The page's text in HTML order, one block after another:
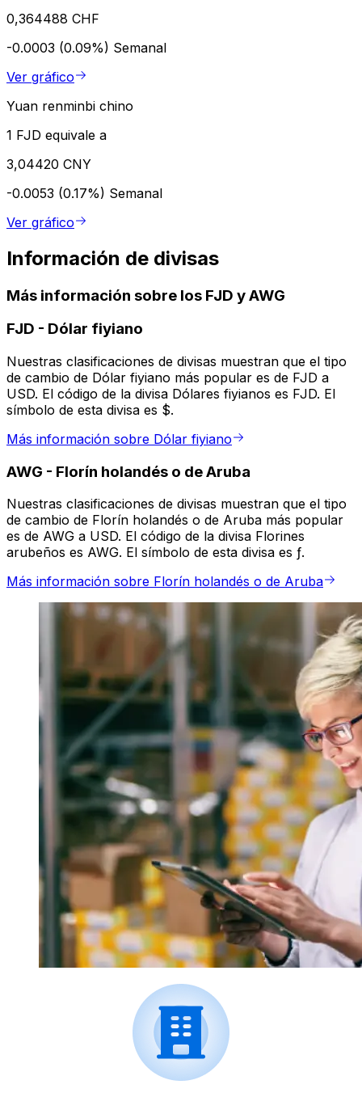
0,364488 CHF
-0.0003 (0.09%) Semanal
Ver gráfico
Yuan renminbi chino
1 FJD equivale a
3,04420 CNY
-0.0053 (0.17%) Semanal
Ver gráfico
Información de divisas
Más información sobre los FJD y AWG
FJD - Dólar fiyiano
Nuestras clasificaciones de divisas muestran que el tipo
de cambio de Dólar fiyiano más popular es de FJD a
USD. El código de la divisa Dólares fiyianos es FJD. El
símbolo de esta divisa es $.
Más información sobre Dólar fiyiano
AWG - Florín holandés o de Aruba
Nuestras clasificaciones de divisas muestran que el tipo
de cambio de Florín holandés o de Aruba más popular
es de AWG a USD. El código de la divisa Florines
arubeños es AWG. El símbolo de esta divisa es ƒ.
Más información sobre Florín holandés o de Aruba